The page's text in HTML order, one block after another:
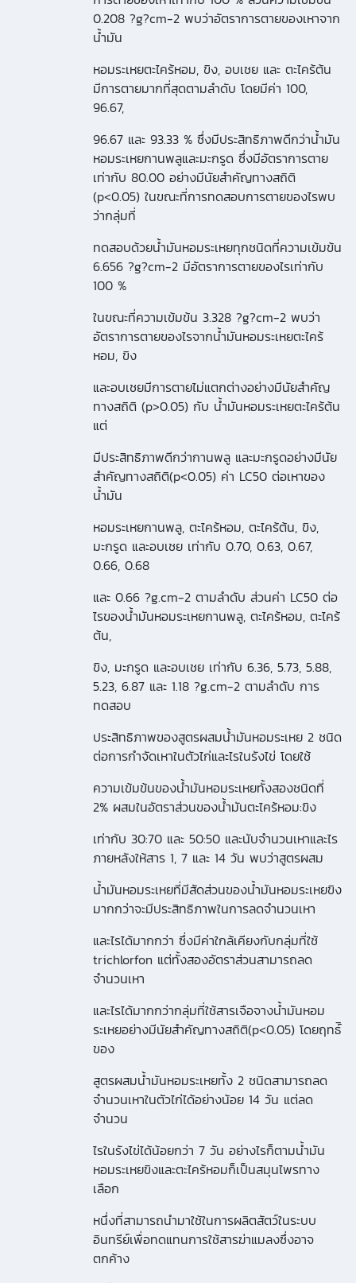
0.208 ?g?cm-2 พบว่าอัตราการตายของเหาจาก
น้ำมัน
หอมระเหยตะไคร้หอม, ขิง, อบเชย และ ตะไคร้ต้น
มีการตายมากที่สุดตามลำดับ โดยมีค่า 100,
96.67,
96.67 และ 93.33 % ซึ่งมีประสิทธิภาพดีกว่าน้ำมัน
หอมระเหยกานพลูและมะกรูด ซึ่งมีอัตราการตาย
เท่ากับ 80.00 อย่างมีนัยสำคัญทางสถิติ
(p<0.05) ในขณะที่การทดสอบการตายของไรพบ
ว่ากลุ่มที่
ทดสอบด้วยน้ำมันหอมระเหยทุกชนิดที่ความเข้มข้น
6.656 ?g?cm-2 มีอัตราการตายของไรเท่ากับ
100 %
ในขณะที่ความเข้มข้น 3.328 ?g?cm-2 พบว่า
อัตราการตายของไรจากน้ำมันหอมระเหยตะไคร้
หอม, ขิง
และอบเชยมีการตายไม่แตกต่างอย่างมีนัยสำคัญ
ทางสถิติ (p>0.05) กับ น้ำมันหอมระเหยตะไคร้ต้น
แต่
มีประสิทธิภาพดีกว่ากานพลู และมะกรูดอย่างมีนัย
สำคัญทางสถิติ(p<0.05) ค่า LC50 ต่อเหาของ
น้ำมัน
หอมระเหยกานพลู, ตะไคร้หอม, ตะไคร้ต้น, ขิง,
มะกรูด และอบเชย เท่ากับ 0.70, 0.63, 0.67,
0.66, 0.68
และ 0.66 ?g.cm-2 ตามลำดับ ส่วนค่า LC50 ต่อ
ไรของน้ำมันหอมระเหยกานพลู, ตะไคร้หอม, ตะไคร้
ต้น,
ขิง, มะกรูด และอบเชย เท่ากับ 6.36, 5.73, 5.88,
5.23, 6.87 และ 1.18 ?g.cm-2 ตามลำดับ การ
ทดสอบ
ประสิทธิภาพของสูตรผสมน้ำมันหอมระเหย 2 ชนิด
ต่อการกำจัดเหาในตัวไก่และไรในรังไข่ โดยใช้
ความเข้มข้นของน้ำมันหอมระเหยทั้งสองชนิดที่
2% ผสมในอัตราส่วนของน้ำมันตะไคร้หอม:ขิง
เท่ากับ 30:70 และ 50:50 และนับจำนวนเหาและไร
ภายหลังให้สาร 1, 7 และ 14 วัน พบว่าสูตรผสม
น้ำมันหอมระเหยที่มีสัดส่วนของน้ำมันหอมระเหยขิง
มากกว่าจะมีประสิทธิภาพในการลดจำนวนเหา
และไรได้มากกว่า ซึ่งมีค่าใกล้เคียงกับกลุ่มที่ใช้
trichlorfon แต่ทั้งสองอัตราส่วนสามารถลด
จำนวนเหา
และไรได้มากกว่ากลุ่มที่ใช้สารเจือจางน้ำมันหอม
ระเหยอย่างมีนัยสำคัญทางสถิติ(p<0.05) โดยฤทธ์ิ
ของ
สูตรผสมน้ำมันหอมระเหยทั้ง 2 ชนิดสามารถลด
จำนวนเหาในตัวไก่ได้อย่างน้อย 14 วัน แต่ลด
จำนวน
ไรในรังไข่ได้น้อยกว่า 7 วัน อย่างไรก็ตามน้ำมัน
หอมระเหยขิงและตะไคร้หอมก็เป็นสมุนไพรทาง
เลือก
หนึ่งที่สามารถนำมาใช้ในการผลิตสัตว์ในระบบ
อินทรีย์เพื่อทดแทนการใช้สารฆ่าแมลงซึ่งอาจ
ตกค้าง